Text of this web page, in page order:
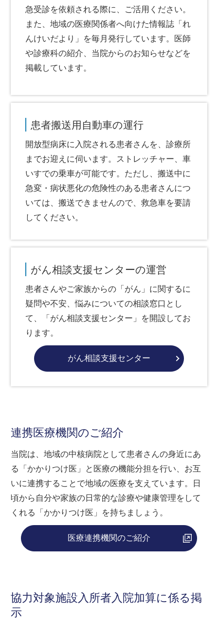
急受診を依頼される際に、ご活用ください。
また、地域の医療関係者へ向けた情報誌「れ
んけいだより」を毎月発行しています。医師
や診療科の紹介、当院からのお知らせなどを
掲載しています。
患者搬送用自動車の運行
開放型病床に入院される患者さんを、診療所
までお迎えに伺います。ストレッチャー、車
いすでの乗車が可能です。ただし、搬送中に
急変・病状悪化の危険性のある患者さんにつ
いては、搬送できませんので、救急車を要請
してください。
がん相談支援センターの運営
患者さんやご家族からの「がん」に関するに
疑問や不安、悩みについての相談窓口とし
て、「がん相談支援センター」を開設してお
ります。
がん相談支援センター
連携医療機関のご紹介
当院は、地域の中核病院として患者さんの身近にあ
る「かかりつけ医」と医療の機能分担を行い、お互
いに連携することで地域の医療を支えています。日
頃から自分や家族の日常的な診療や健康管理をして
くれる「かかりつけ医」を持ちましょう。
医療連携機関のご紹介
協力対象施設入所者入院加算に係る掲
示